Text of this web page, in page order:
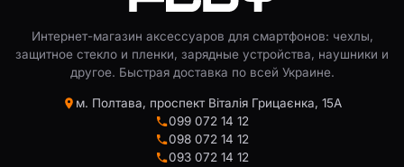
Интернет-магазин аксессуаров для смартфонов: чехлы,
защитное стекло и пленки, зарядные устройства, наушники и
другое. Быстрая доставка по всей Украине.
м. Полтава, проспект Віталія Грицаєнка, 15А
099 072 14 12
098 072 14 12
093 072 14 12